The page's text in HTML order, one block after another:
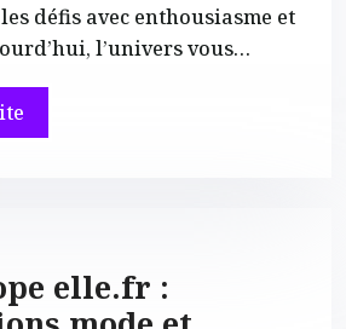
défis avec enthousiasme et
l’univers vous…
elle.fr :